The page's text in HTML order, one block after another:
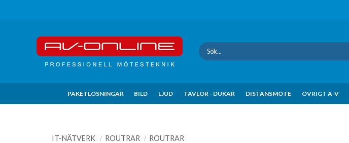
PAKETLÖSNINGAR BILD LJUD TAVLOR - DUKAR DISTANSMÖTE ÖVRIGT A-V
IT-NÄTVERK ROUTRAR ROUTRAR